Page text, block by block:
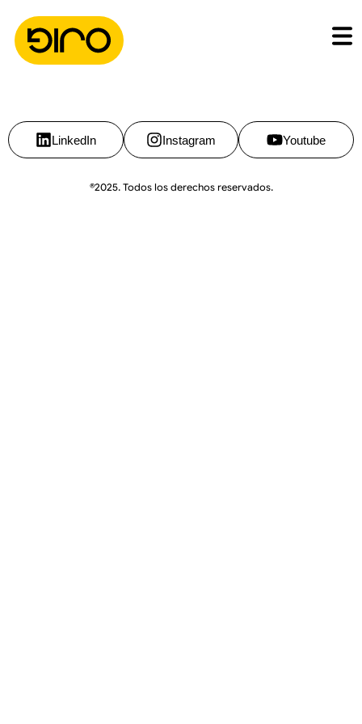
®2025. Todos los derechos reservados.
LinkedIn Instagram Youtube